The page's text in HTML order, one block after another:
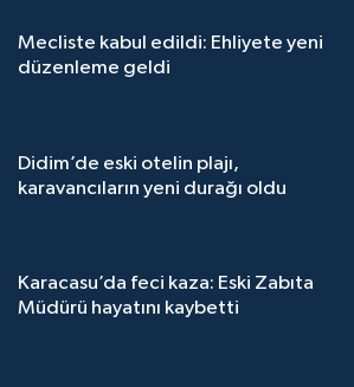
Mecliste kabul edildi: Ehliyete yeni
düzenleme geldi
Didim’de eski otelin plajı,
karavancıların yeni durağı oldu
Karacasu’da feci kaza: Eski Zabıta
Müdürü hayatını kaybetti